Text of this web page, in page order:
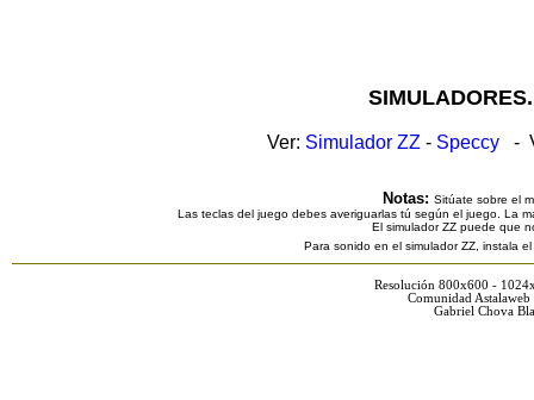
Ver: Simulador ZZ - Speccy -
Notas: Sitúate sobre el
Las teclas del juego debes averiguarlas tú según el juego. La
El simulador ZZ puede que
Para sonido en el simulador ZZ, instala
Resolución 800x600 -
Comunidad
Gabriel Chova